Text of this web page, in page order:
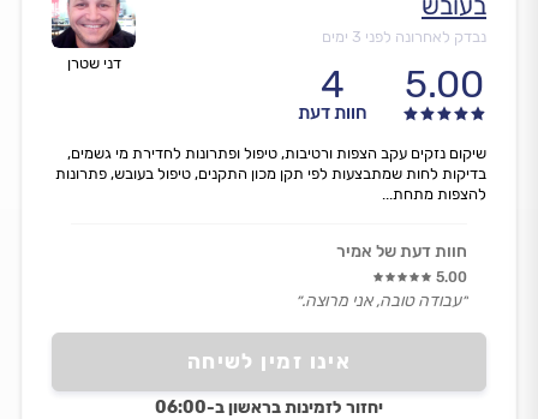
דני שטרן
נבדק לאחרונה לפני 3 ימים
5.00
4
חוות דעת
אינו זמין לשיחה
יחזור לזמינות בראשון ב-06:00
שיקום נזקים עקב הצפות ורטיבות, טיפול ופתרונות לחדירת מי גשמים,
בדיקות לחות שמתבצעות לפי תקן מכון התקנים, טיפול בעובש, פתרונות
להצפות מתחת...
חוות דעת של אמיר
5.00
״עבודה טובה, אני מרוצה.״